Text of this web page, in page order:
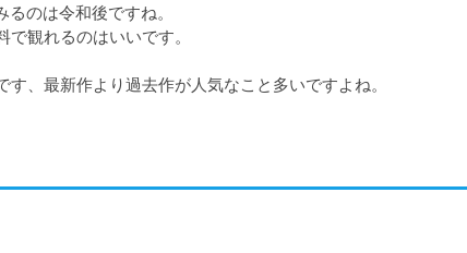
のは令和後ですね。
観れるのはいいです。
、最新作より過去作が人気なこと多いですよね。